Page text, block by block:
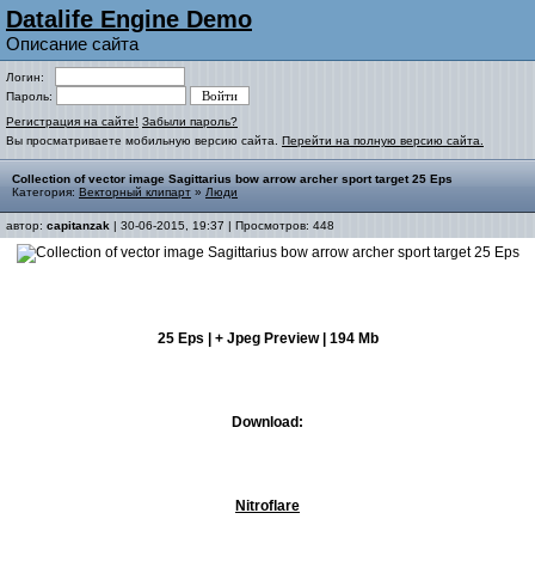
Datalife Engine Demo
Описание сайта
Логин:
Пароль:
Регистрация на сайте! Забыли пароль?
Вы просматриваете мобильную версию сайта. Перейти на полную версию сайта.
Collection of vector image Sagittarius bow arrow archer sport target 25 Eps
Категория: Векторный клипарт » Люди
автор: capitanzak | 30-06-2015, 19:37 | Просмотров: 448
25 Eps | + Jpeg Preview | 194 Mb
Download:
Nitroflare